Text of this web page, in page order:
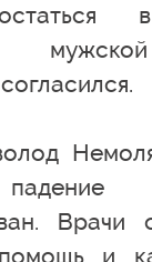
Врачи
и